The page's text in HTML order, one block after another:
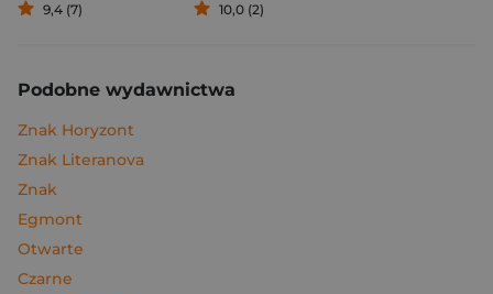
9,4 (7) 10,0 (2)
Podobne wydawnictwa
Znak Horyzont
Znak Literanova
Znak
Egmont
Otwarte
Czarne